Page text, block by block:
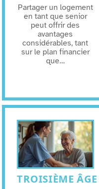
Partager un logement
en tant que senior
peut offrir des
avantages
considérables, tant
sur le plan financier
que…
TROISIÈME ÂGE